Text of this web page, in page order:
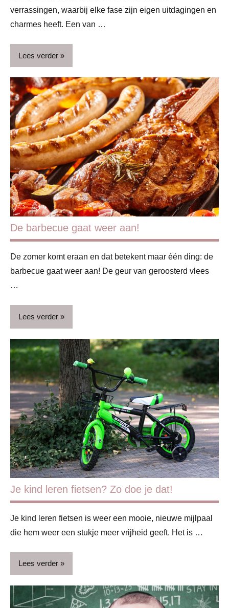
verrassingen, waarbij elke fase zijn eigen uitdagingen en
charmes heeft. Een van …
Lees verder
Blog
Gezin
Kinderen
Puber
De barbecue gaat weer aan!
De zomer komt eraan en dat betekent maar één ding: de
barbecue gaat weer aan! De geur van geroosterd vlees
…
Lees verder
Blog
Gezonde
voeding
Gezondheid
Kooktips
Je kind leren fietsen? Zo doe je dat!
Je kind leren fietsen is weer een mooie, nieuwe mijlpaal
die hem weer een stukje meer vrijheid geeft. Het is …
Lees verder